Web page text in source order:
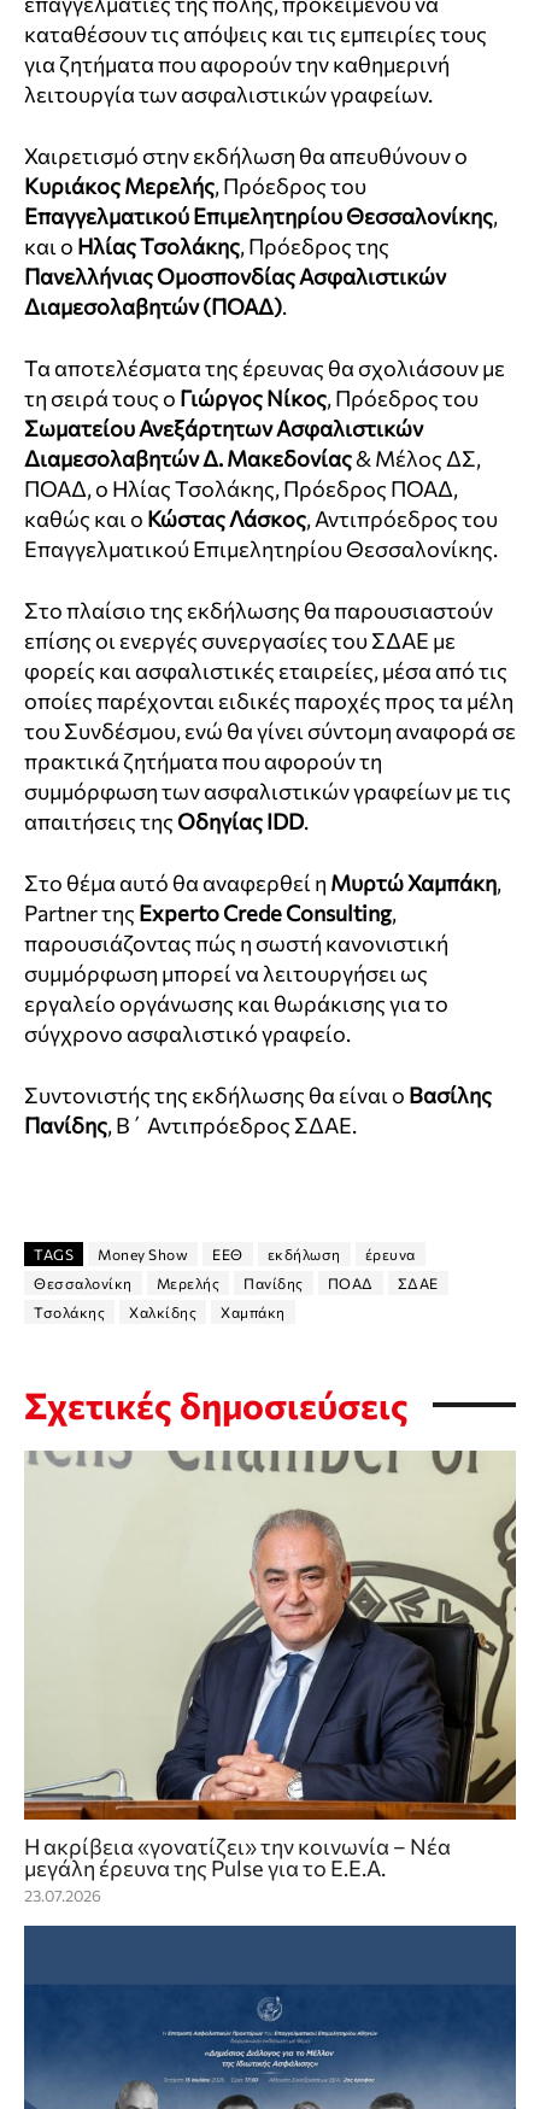
καταθέσουν τις απόψεις και τις εμπειρίες τους
για ζητήματα που αφορούν την καθημερινή
λειτουργία των ασφαλιστικών γραφείων.
Χαιρετισμό στην εκδήλωση θα απευθύνουν ο
Κυριάκος Μερελής, Πρόεδρος του
Επαγγελματικού Επιμελητηρίου Θεσσαλονίκης,
και ο Ηλίας Τσολάκης, Πρόεδρος της
Πανελλήνιας Ομοσπονδίας Ασφαλιστικών
Διαμεσολαβητών (ΠΟΑΔ).
Τα αποτελέσματα της έρευνας θα σχολιάσουν με
τη σειρά τους ο Γιώργος Νίκος, Πρόεδρος του
Σωματείου Ανεξάρτητων Ασφαλιστικών
Διαμεσολαβητών Δ. Μακεδονίας& Μέλος ΔΣ,
ΠΟΑΔ, ο Ηλίας Τσολάκης, Πρόεδρος ΠΟΑΔ,
καθώς και ο Κώστας Λάσκος, Αντιπρόεδρος του
Επαγγελματικού Επιμελητηρίου Θεσσαλονίκης.
Στο πλαίσιο της εκδήλωσης θα παρουσιαστούν
επίσης οι ενεργές συνεργασίες του ΣΔΑΕ με
φορείς και ασφαλιστικές εταιρείες, μέσα από τις
οποίες παρέχονται ειδικές παροχές προς τα μέλη
του Συνδέσμου, ενώ θα γίνει σύντομη αναφορά σε
πρακτικά ζητήματα που αφορούν τη
συμμόρφωση των ασφαλιστικών γραφείων με τις
απαιτήσεις της Οδηγίας IDD.
Στο θέμα αυτό θα αναφερθεί η Μυρτώ Χαμπάκη,
Partner της Experto Crede Consulting,
παρουσιάζοντας πώς η σωστή κανονιστική
συμμόρφωση μπορεί να λειτουργήσει ως
εργαλείο οργάνωσης και θωράκισης για το
σύγχρονο ασφαλιστικό γραφείο.
Συντονιστής της εκδήλωσης θα είναι ο Βασίλης
Πανίδης, Β΄ Αντιπρόεδρος ΣΔΑΕ.
TAGS Money Show ΕΕΘ εκδήλωση
έρευνα
Θεσσαλονίκη
Μερελής Πανίδης ΠΟΑΔ
ΣΔΑΕ
Τσολάκης
Χαλκίδης Χαμπάκη
Σχετικές δημοσιεύσεις
Η ακρίβεια «γονατίζει» την κοινωνία – Νέα
μεγάλη έρευνα της Pulse για το Ε.Ε.Α.
23.07.2026